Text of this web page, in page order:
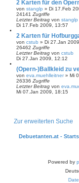
2 Karten für den
von stanglp » Di 17.Feb
24141 Zugriffe
Letzter Beitrag von stanglp
Di 17.Feb 2009, 13:57
2 Karten für
von cstub » Di 27.Jan
26462 Zugriffe
Letzter Beitrag von cstub
Di 27.Jan 2009, 12:12
(Opern-)Ballkleid zu
von eva.muehlleitner» Mi
26336 Zugriffe
Letzter Beitrag von
Mi 07.Jan 2009, 18:15
Zur erweiterten Suche
Debuetanten.at -
Powered by